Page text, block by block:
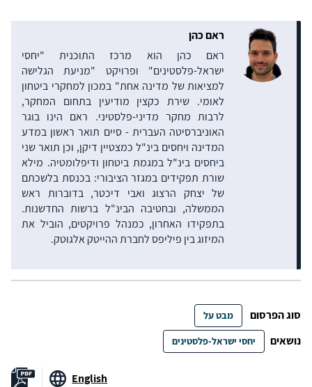
ראם כהן
ראם כהן הוא מרכז התוכנית "יחסי
ישראל-פלסטינים" ופרויקט "מניעת הגלישה
למציאות של מדינה אחת" במכון למחקרי ביטחון
לאומי. שירת כקצין מודיעין בתחום המחקר,
לרבות מחקר מדיני-פלסטיני. ראם הינו בוגר
האוניברסיטה העברית - סיים תואר ראשון במדע
המדינה ויחסים בינ"ל כמצטיין דיקן, וכן תואר שני
ביחסים בינ"ל במגמת ביטחון ודיפלומטיה. מילא
שורת תפקידים במגזר הציבורי: בכנסת בלשכתם
של יצחק הרצוג ואבי דיכטר, בדוברות ראש
הממשלה, ובחטיבה הבינ"ל ברשות החדשנות.
בתפקידו האחרון, כמנהל פרויקטים, הוביל את
המיזוג בין פיליפס לחברת ההייטק אלגוטק.
סוג הפרסום מבט על
נושאים יחסי ישראל-פלסטינים
English